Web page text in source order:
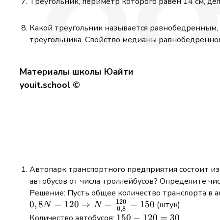
Какой треугольник называется
треугольника. Свойство медианы
Материалы школы Юайти
youit.school ©
Автопарк транспортного предприятия состоит
автобусов от числа троллейбусов? Определите
Решение: Пусть общее количество транспорта в
0,8N = 120
\Rightarrow
0,8N = 120 ⇒ N = 0,8
120 = 150 (штук).
Количество автобусов: 150
150 − 120 = 30.